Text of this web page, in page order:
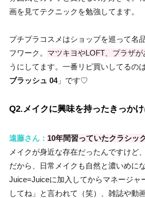
画を見てテクニックを勉強してます。
プチプラコスメはショップを巡って名
フワーク。 マツキヨやLOFT、プラザが
うにしてます。一番リピ買いしてるの
ブラッシュ 04」です♡
Q2.メイクに興味を持ったきっかけ
遠藤さん： 10年間習っていたクラシッ
メイクが身近な存在だったんですけど
だから、日常メイクも自然と濃いめに
Juice=Juiceに加入してからマネージャ
してね」と言われて（笑）、雑誌や動